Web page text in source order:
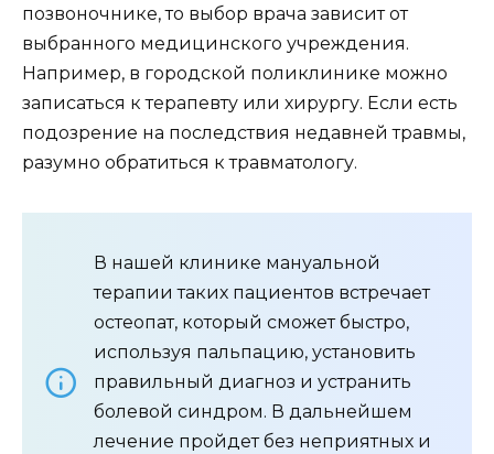
позвоночнике, то выбор врача зависит от
выбранного медицинского учреждения.
Например, в городской поликлинике можно
записаться к терапевту или хирургу. Если есть
подозрение на последствия недавней травмы,
разумно обратиться к травматологу.
В нашей клинике мануальной
терапии таких пациентов встречает
остеопат, который сможет быстро,
используя пальпацию, установить
правильный диагноз и устранить
болевой синдром. В дальнейшем
лечение пройдет без неприятных и